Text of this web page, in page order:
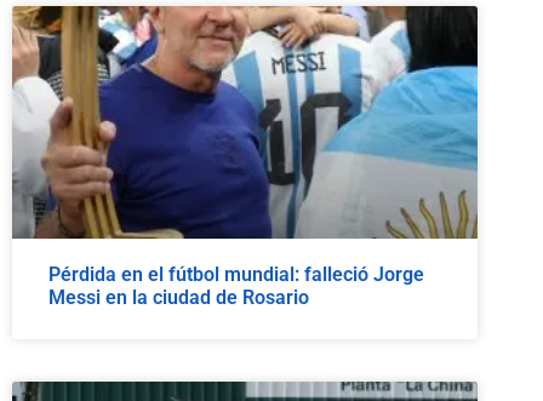
Pérdida en el fútbol mundial: falleció Jorge
Messi en la ciudad de Rosario